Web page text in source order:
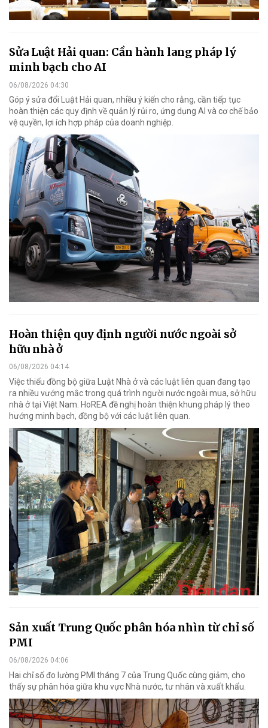
Sửa Luật Hải quan: Cần hành lang pháp lý
minh bạch cho AI
06/08/2026 04:30
Góp ý sửa đổi Luật Hải quan, nhiều ý kiến cho rằng, cần tiếp tục
hoàn thiện các quy định về quản lý rủi ro, ứng dụng AI và cơ chế bảo
vệ quyền, lợi ích hợp pháp của doanh nghiệp.
Hoàn thiện quy định người nước ngoài sở
hữu nhà ở
06/08/2026 04:14
Việc thiếu đồng bộ giữa Luật Nhà ở và các luật liên quan đang tạo
ra nhiều vướng mắc trong quá trình người nước ngoài mua, sở hữu
nhà ở tại Việt Nam. HoREA đề nghị hoàn thiện khung pháp lý theo
hướng minh bạch, đồng bộ với các luật liên quan.
Sản xuất Trung Quốc phân hóa nhìn từ chỉ số
PMI
06/08/2026 04:06
Hai chỉ số đo lường PMI tháng 7 của Trung Quốc cùng giảm, cho
thấy sự phân hóa giữa khu vực Nhà nước, tư nhân và xuất khẩu.